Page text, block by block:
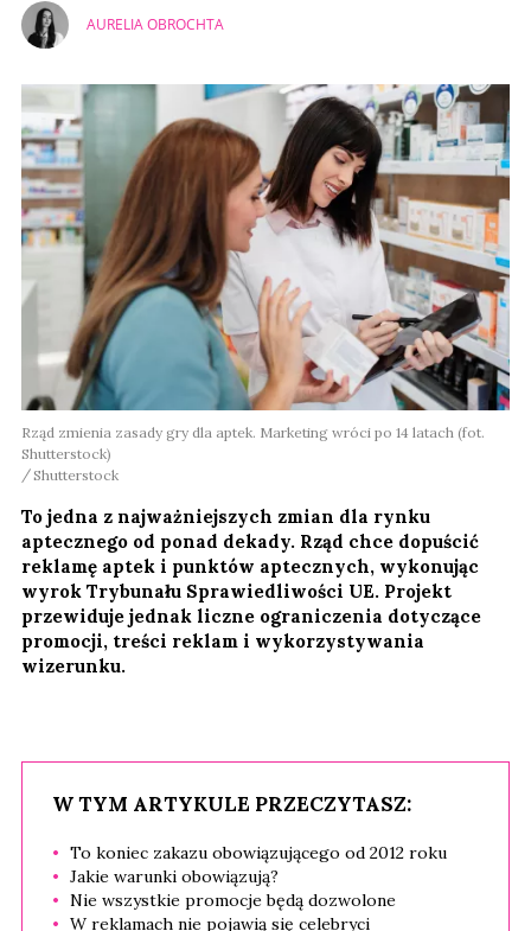
AURELIA OBROCHTA
Rząd zmienia zasady gry dla aptek. Marketing wróci po 14 latach (fot.
Shutterstock)
Shutterstock
To jedna z najważniejszych zmian dla rynku
aptecznego od ponad dekady. Rząd chce dopuścić
reklamę aptek i punktów aptecznych, wykonując
wyrok Trybunału Sprawiedliwości UE. Projekt
przewiduje jednak liczne ograniczenia dotyczące
promocji, treści reklam i wykorzystywania
wizerunku.
W TYM ARTYKULE PRZECZYTASZ:
To koniec zakazu obowiązującego od 2012 roku
Jakie warunki obowiązują?
Nie wszystkie promocje będą dozwolone
W reklamach nie pojawią się celebryci